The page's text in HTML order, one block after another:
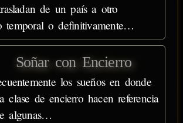
de un país a otro
temporal o definitivamente…
Soñar con Encierro
los sueños en donde
clase de encierro hacen referencia
algunas…